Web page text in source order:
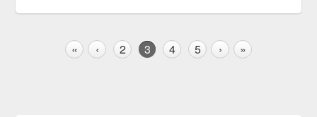
« ‹ 2 3 4 5 › »